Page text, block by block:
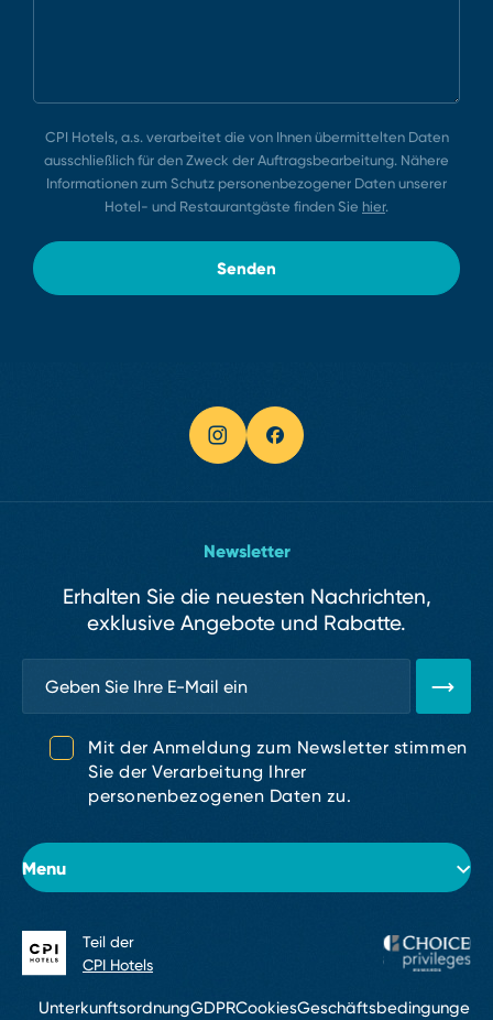
CPI Hotels, a.s. verarbeitet die von Ihnen übermittelten Daten
ausschließlich für den Zweck der Auftragsbearbeitung. Nähere
Informationen zum Schutz personenbezogener Daten unserer
Hotel⁠-⁠ und Restaurantgäste finden Sie hier.
Senden
Menu
Über das Hotel
Zimmer
Newsletter
Erhalten Sie die neuesten Nachrichten,
exklusive Angebote und Rabatte.
Mit der Anmeldung zum Newsletter stimmen
Sie der Verarbeitung Ihrer
personenbezogenen Daten zu.
UnterkunftsordnungGDPRCookiesGeschäftsbedingungen
Teil der
CPI Hotels